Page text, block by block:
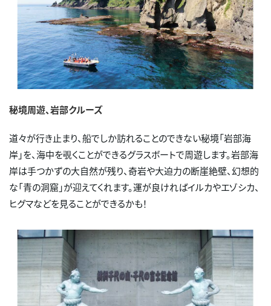
秘境周遊、岩部クルーズ
道々が行き止まり、船でしか訪れることのできない秘境「岩部海
岸」を、海中を覗くことができるグラスボートで周遊します。岩部海
岸は手つかずの大自然が残り、奇岩や大迫力の断崖絶壁、幻想的
な「青の洞窟」が迎えてくれます。運が良ければイルカやエゾシカ、
ヒグマなどを見ることができるかも！